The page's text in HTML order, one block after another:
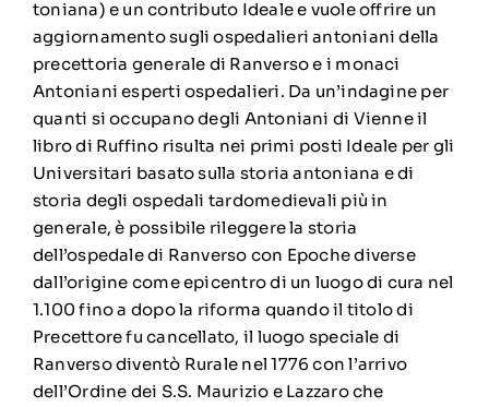
toniana) e un contributo Ideale e vuole offrire un
aggiornamento sugli ospedalieri antoniani della
precettoria generale di Ranverso e i monaci
Antoniani esperti ospedalieri. Da un’indagine per
quanti si occupano degli Antoniani di Vienne il
libro di Ruffino risulta nei primi posti Ideale per gli
Universitari basato sulla storia antoniana e di
storia degli ospedali tardomedievali più in
generale, è possibile rileggere la storia
dell’ospedale di Ranverso con Epoche diverse
dall’origine come epicentro di un luogo di cura nel
1.100 fino a dopo la riforma quando il titolo di
Precettore fu cancellato, il luogo speciale di
Ranverso diventò Rurale nel 1776 con l’arrivo
dell’Ordine dei S.S. Maurizio e Lazzaro che